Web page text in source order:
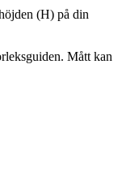
(H) på din
Mått kan